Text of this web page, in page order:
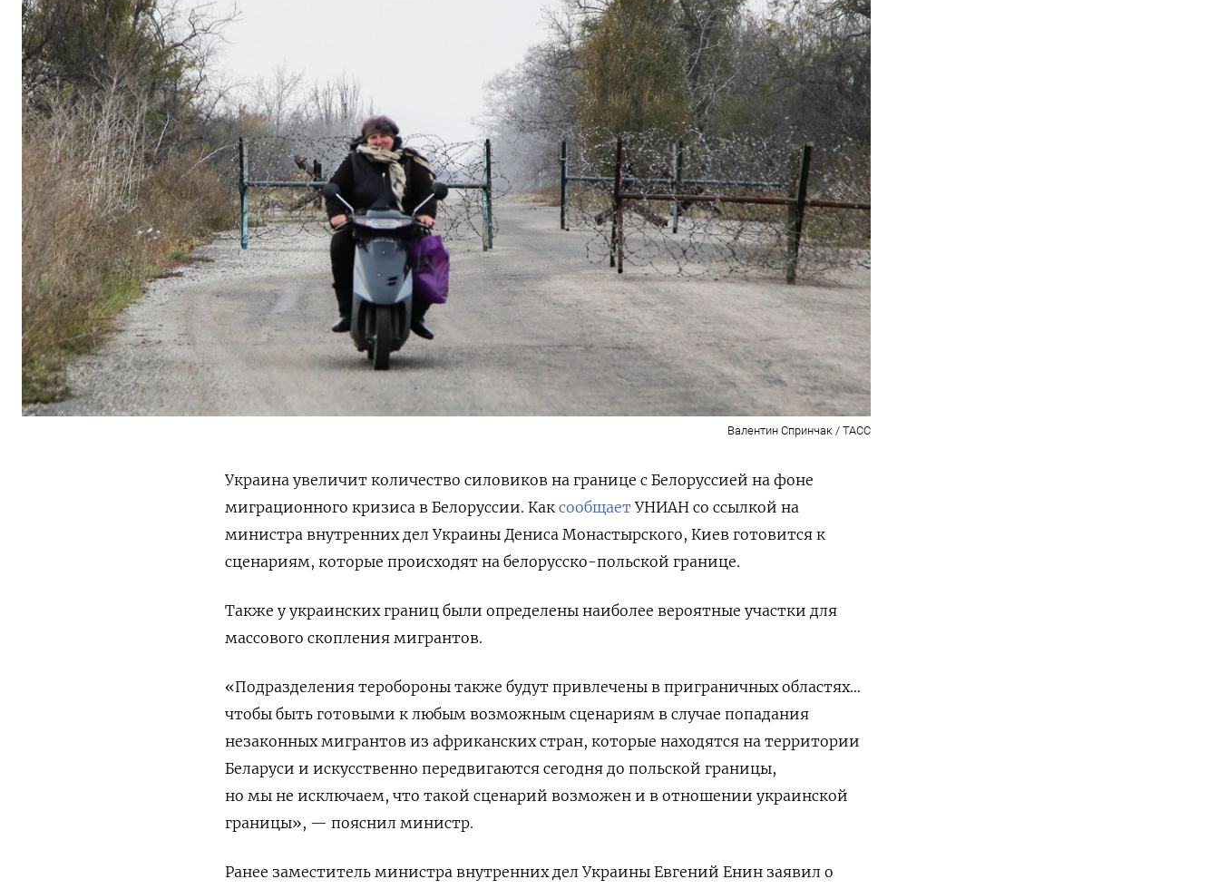
Валентин Спринчак / ТАСС
Украина увеличит количество силовиков на границе с Белоруссией на фоне
миграционного кризиса в Белоруссии. Как сообщает УНИАН со ссылкой на
министра внутренних дел Украины Дениса Монастырского, Киев готовится к
сценариям, которые происходят на белорусско-польской границе.
Также у украинских границ были определены наиболее вероятные участки для
массового скопления мигрантов.
«Подразделения теробороны также будут привлечены в приграничных областях…
чтобы быть готовыми к любым возможным сценариям в случае попадания
незаконных мигрантов из африканских стран, которые находятся на территории
Беларуси и искусственно передвигаются сегодня до польской границы,
но мы не исключаем, что такой сценарий возможен и в отношении украинской
границы», — пояснил министр.
Ранее заместитель министра внутренних дел Украины Евгений Енин заявил о